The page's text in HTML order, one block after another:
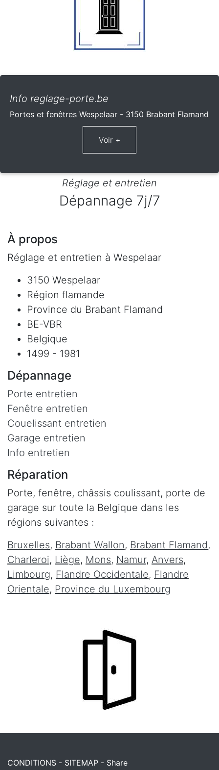
Info reglage-porte.be
Portes et fenêtres Wespelaar - 3150 Brabant Flamand
Réglage et entretien
Dépannage 7j/7
À propos
Réglage et entretien à Wespelaar
3150 Wespelaar
Région flamande
Province du Brabant Flamand
BE-VBR
Belgique
1499 - 1981
Dépannage
Porte entretien
Fenêtre entretien
Couelissant entretien
Garage entretien
Info entretien
Réparation
Porte, fenêtre, châssis coulissant, porte de
garage sur toute la Belgique dans les
régions suivantes :
Bruxelles, Brabant Wallon, Brabant Flamand,
Charleroi, Liège, Mons, Namur, Anvers,
Limbourg, Flandre Occidentale, Flandre
Orientale, Province du Luxembourg
CONDITIONS - SITEMAP - Share